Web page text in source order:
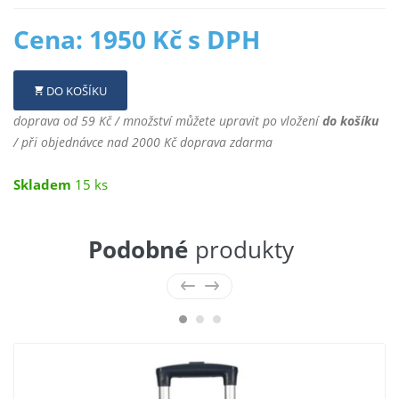
Cena: 1950 Kč s DPH
DO KOŠÍKU
doprava od 59 Kč / množství můžete upravit po vloženído košíku
/ při objednávce nad 2000 Kč doprava zdarma
Skladem 15 ks
Podobné produkty